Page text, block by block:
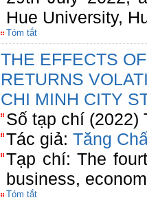
Hue University,
Tóm tắt
THE EFFECTS
RETURNS
CHI MINH CITY
Số tạp chí (2022)
Tác giả: Tăng
Tạp chí: The
business,
Tóm tắt